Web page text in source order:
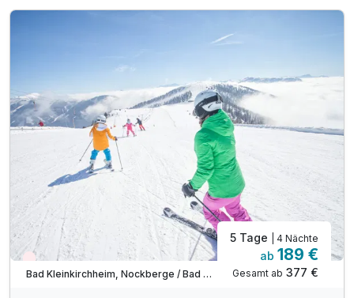
inkl. Nutzung des Fitnessraumes
inkl. Parkplatz vor dem Hotel
inkl. W-LAN Nutzung
inkl. SonnenscheinCard
Wieder frei ab Dezember
Bad Kleinkirchheim, Nockberge / Bad Kleinkirchheim
5 Tage | 4 Nächte
ab 189 €
Gesamt ab 377 €